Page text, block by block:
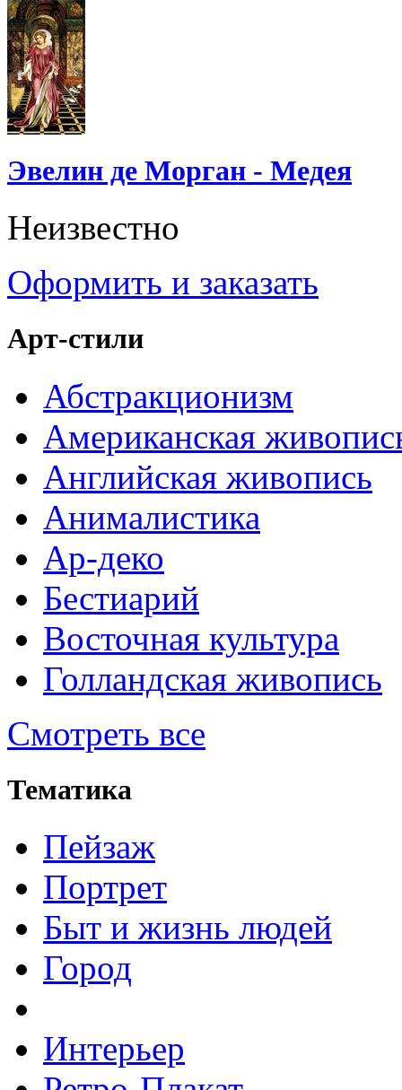
Эвелин де Морган - Медея
Неизвестно
Оформить и заказать
Арт-стили
Абстракционизм
Американская
Английская живопись
Анималистика
Ар-деко
Бестиарий
Восточная культура
Голландская живопись
Смотреть все
Тематика
Пейзаж
Портрет
Быт и жизнь людей
Город
Интерьер